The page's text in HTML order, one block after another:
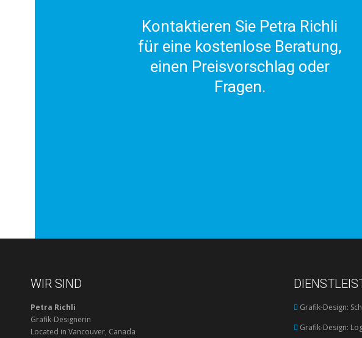
Kontaktieren Sie Petra Richli
für eine kostenlose Beratung,
einen Preisvorschlag oder
Fragen.
WIR SIND
Petra Richli
Grafik-Designerin
Located in Vancouver, Canada
Grafik-Design:
Grafik-Design: